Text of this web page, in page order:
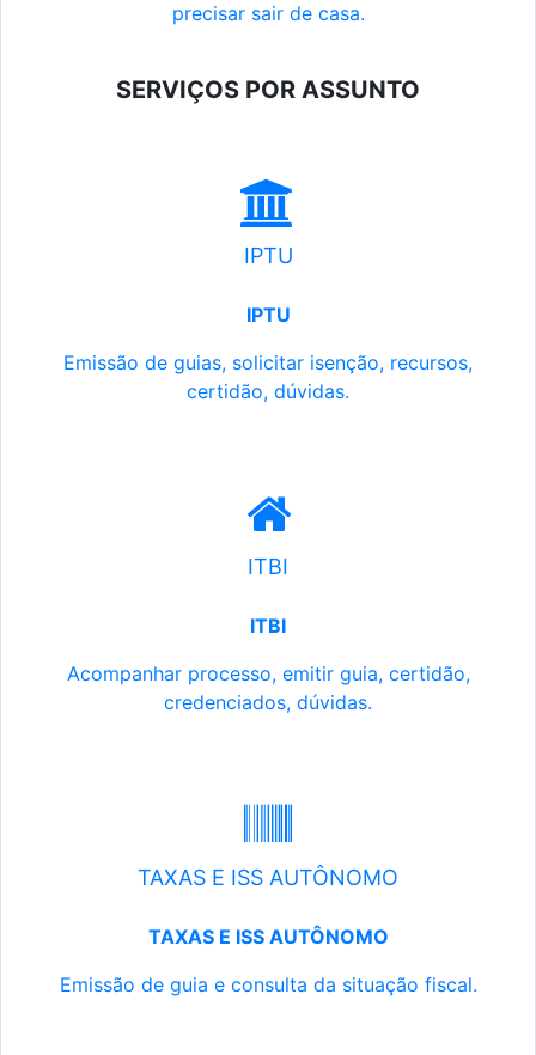
precisar sair de casa.
SERVIÇOS POR ASSUNTO
IPTU
IPTU
Emissão de guias, solicitar isenção, recursos,
certidão, dúvidas.
ITBI
ITBI
Acompanhar processo, emitir guia, certidão,
credenciados, dúvidas.
TAXAS E ISS AUTÔNOMO
TAXAS E ISS AUTÔNOMO
Emissão de guia e consulta da situação fiscal.